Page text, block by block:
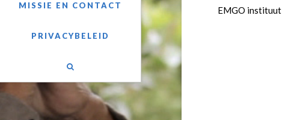
MISSIE EN CONTACT
PRIVACYBELEID
EMGO instituut